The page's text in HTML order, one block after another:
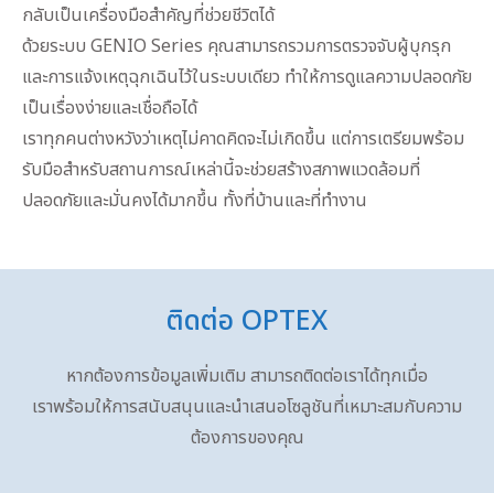
กลับเป็นเครื่องมือสำคัญที่ช่วยชีวิตได้
ด้วยระบบ GENIO Series คุณสามารถรวมการตรวจจับผู้บุกรุก
และการแจ้งเหตุฉุกเฉินไว้ในระบบเดียว ทำให้การดูแลความปลอดภัย
เป็นเรื่องง่ายและเชื่อถือได้
เราทุกคนต่างหวังว่าเหตุไม่คาดคิดจะไม่เกิดขึ้น แต่การเตรียมพร้อม
รับมือสำหรับสถานการณ์เหล่านี้จะช่วยสร้างสภาพแวดล้อมที่
ปลอดภัยและมั่นคงได้มากขึ้น ทั้งที่บ้านและที่ทำงาน
ติดต่อ OPTEX
หากต้องการข้อมูลเพิ่มเติม สามารถติดต่อเราได้ทุกเมื่อ
เราพร้อมให้การสนับสนุนและนำเสนอโซลูชันที่เหมาะสมกับความ
ต้องการของคุณ